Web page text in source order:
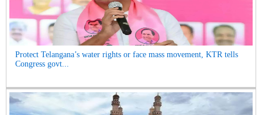
Protect Telangana’s water rights or face mass movement, KTR tells
Congress govt...